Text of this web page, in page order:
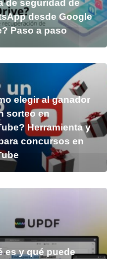
de seguridad de
desde Google
Paso a paso
elegir al ganador
sorteo en
Herramienta y
concursos en
es y qué puede